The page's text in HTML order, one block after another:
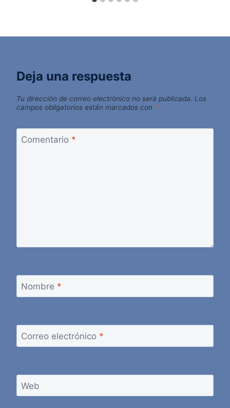
Deja una respuesta
Tu dirección de correo electrónico no será publicada. Los
campos obligatorios están marcados con *
Comentario *
Nombre *
Correo electrónico *
Web